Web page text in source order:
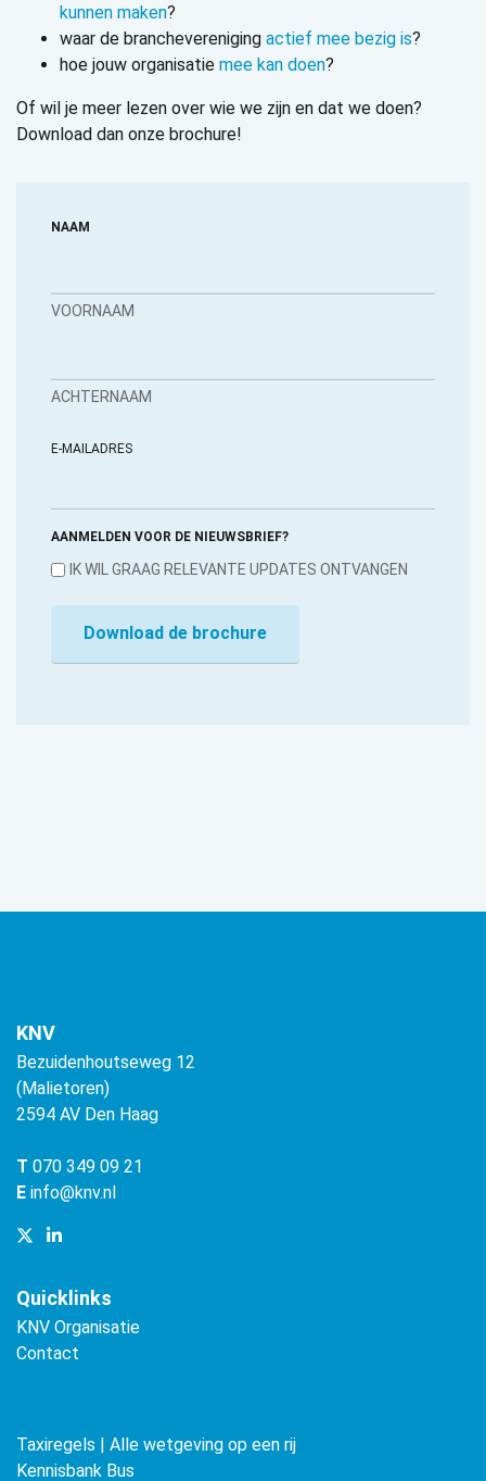
kunnen maken?
waar de branchevereniging actief mee bezig is?
hoe jouw organisatie mee kan doen?
Of wil je meer lezen over wie we zijn en dat we doen?
Download dan onze brochure!
NAAM
VOORNAAM
ACHTERNAAM
E-MAILADRES
AANMELDEN VOOR DE NIEUWSBRIEF?
IK WIL GRAAG RELEVANTE UPDATES ONTVANGEN
KNV
Bezuidenhoutseweg 12
(Malietoren)
2594 AV Den Haag
T 070 349 09 21
E info@knv.nl
Quicklinks
KNV Organisatie
Contact
Taxiregels | Alle wetgeving op een rij
Kennisbank Bus